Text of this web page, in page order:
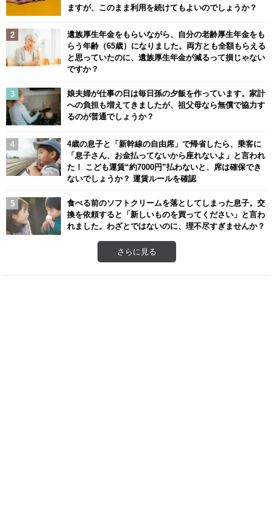
ますが、このまま利用を続けてもよいのでしょうか？
遺族厚生年金をもらいながら、自分の老齢厚生年金をも
らう年齢（65歳）になりました。両方とも全額もらえる
と思っていたのに、遺族厚生年金が減るって損じゃない
ですか？
娘夫婦が仕事の日は毎日孫の夕飯を作っています。家計
への負担も増えてきましたが、祖父母なら無償で協力す
るのが普通でしょうか？
4歳の息子と「新幹線の自由席」で帰省したら、乗客に
「息子さん、お金払ってないから座れないよ」と言われ
た！ こども運賃“約7000円”払わないと、席は確保でき
ないでしょうか？ 運賃ルールを確認
食べる前のソフトクリームを落としてしまった息子。交
換を依頼すると「新しいものを買ってください」と言わ
れました。わざとではないのに、理不尽すぎませんか？
さらに見る